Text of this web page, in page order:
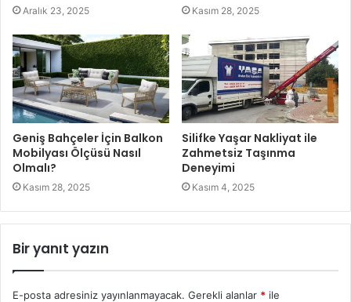
Aralık 23, 2025 Kasım 28, 2025
Geniş Bahçeler İçin Balkon
Mobilyası Ölçüsü Nasıl
Olmalı?
Kasım 28, 2025
Silifke Yaşar Nakliyat ile
Zahmetsiz Taşınma
Deneyimi
Kasım 4, 2025
Bir yanıt yazın
E-posta adresiniz yayınlanmayacak. Gerekli alanlar * ile